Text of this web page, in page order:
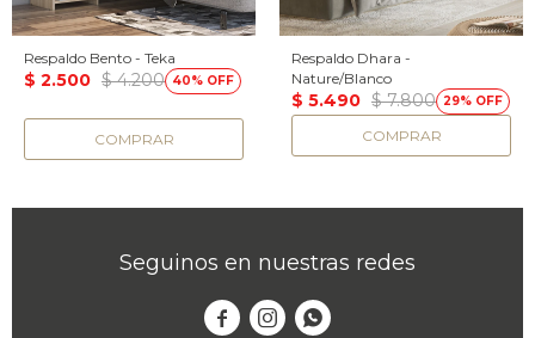
Respaldo Bento - Teka
$ 2.500 $ 4.200 40
Respaldo Dhara -
Nature/Blanco
$ 5.490 $ 7.800 29
Seguinos en nuestras redes
  